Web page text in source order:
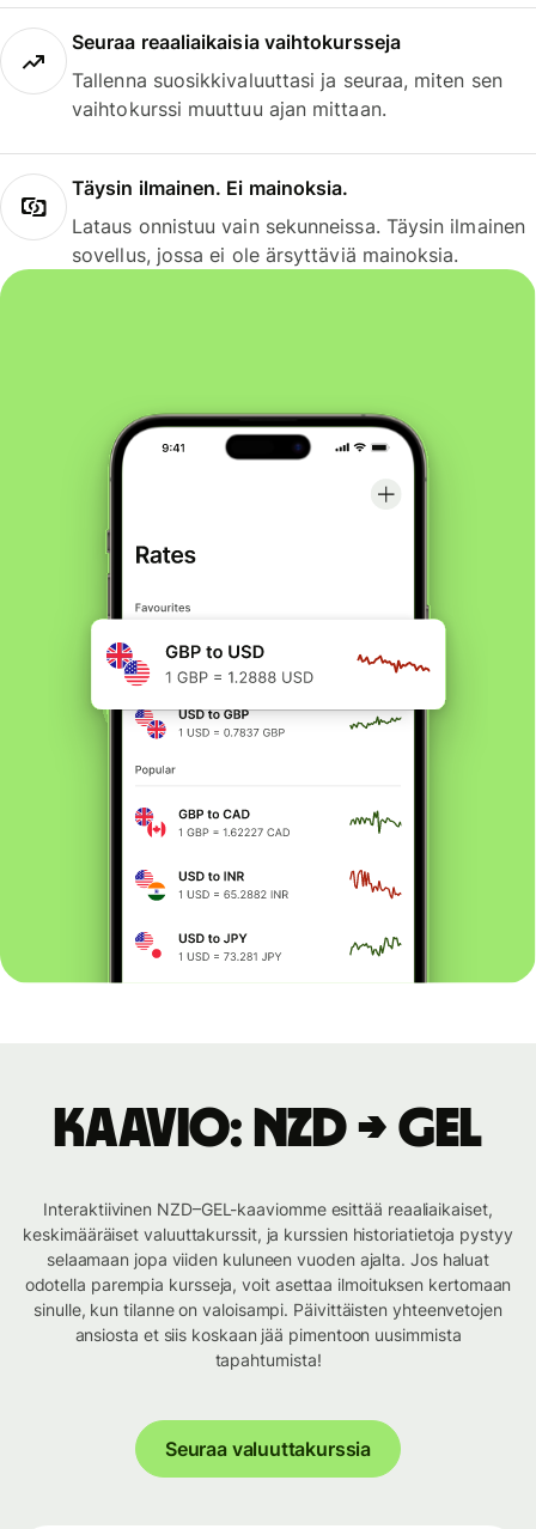
Seuraa reaaliaikaisia vaihtokursseja
Tallenna suosikkivaluuttasi ja seuraa, miten sen
vaihtokurssi muuttuu ajan mittaan.
Täysin ilmainen. Ei mainoksia.
Lataus onnistuu vain sekunneissa. Täysin ilmainen
sovellus, jossa ei ole ärsyttäviä mainoksia.
Kaavio: NZD → GEL
Interaktiivinen NZD–GEL-kaaviomme esittää reaaliaikaiset,
keskimääräiset valuuttakurssit, ja kurssien historiatietoja pystyy
selaamaan jopa viiden kuluneen vuoden ajalta. Jos haluat
odotella parempia kursseja, voit asettaa ilmoituksen kertomaan
sinulle, kun tilanne on valoisampi. Päivittäisten yhteenvetojen
ansiosta et siis koskaan jää pimentoon uusimmista
tapahtumista!
Seuraa valuuttakurssia